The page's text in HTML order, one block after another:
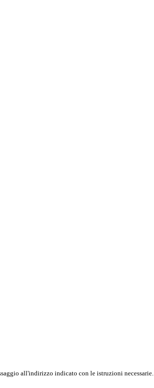
all'indirizzo indicato con le istruzioni necessarie.